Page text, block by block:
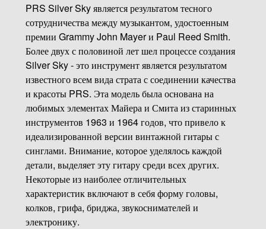
PRS Silver Sky является результатом тесного
сотрудничества между музыкантом, удостоенным
премии Grammy John Mayer и Paul Reed Smith.
Более двух с половиной лет шел процессе создания
Silver Sky - это инструмент является результатом
известного всем вида страта с соединении качества
и красоты PRS. Эта модель была основана на
любимых элементах Майера и Смита из старинных
инструментов 1963 и 1964 годов, что привело к
идеализированной версии винтажной гитары с
синглами. Внимание, которое уделялось каждой
детали, выделяет эту гитару среди всех других.
Некоторые из наиболее отличительных
характеристик включают в себя форму головы,
колков, грифа, бриджа, звукоснимателей и
электронику.